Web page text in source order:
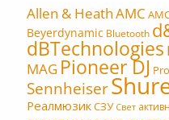
Allen & HeathAMC
Beyerdynamic Bluetooth
dBTechnologies
MAG Pioneer DJ
Sennheiser
РеалмюзикСЗУ Свет